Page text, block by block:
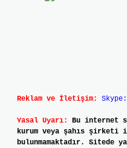
Reklam ve İletişim:
Yasal Uyarı:
Bu internet
kurum veya şahıs şirketi
bulunmamaktadır. Sitede